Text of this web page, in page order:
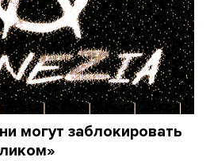
могут заблокировать